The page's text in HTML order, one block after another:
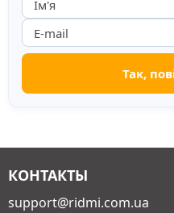
КОНТАКТЫ
support@ridmi.com.ua